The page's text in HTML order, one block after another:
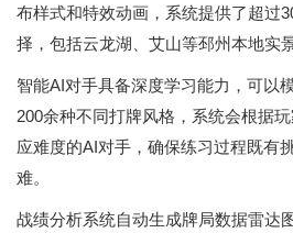
布样式和特效动画，系统提供了超过
择，包括云龙湖、艾山等邳州本地实
智能AI对手具备深度学习能力，可以
200余种不同打牌风格，系统会根据
应难度的AI对手，确保练习过程既有
难。
战绩分析系统自动生成牌局数据雷达